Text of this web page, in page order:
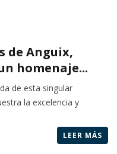
de Anguix,
homenaje...
de esta singular
la excelencia y
LEER MÁS